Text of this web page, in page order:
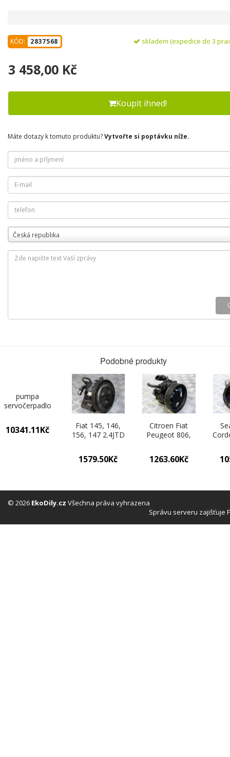
KÓD: 2837568 skladem (expedice do 3
3 458,00 Kč
Koupit ihned!
Máte dotazy k tomuto produktu?Vytvořte si poptávku níže.
Česká republika
Podobné produkty
pumpa
servočerpadlo
Skoda Fabia 0
10341.11Kč
Fiat 145, 146,
156, 147 2.4JTD
26034984FD
1579.50Kč
Citroen Fiat
Peugeot 806,
9624660480,
7692955118
1263.60Kč
© 2026 EkoDily.cz Všechna práva vyhrazena
Správu serveru zajišťuje